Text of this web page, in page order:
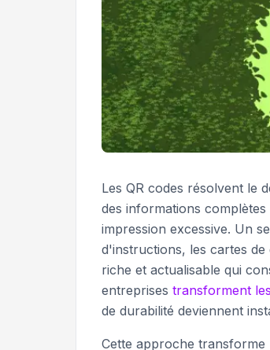
Les QR codes résolvent le
des informations
impression excessive. Un
d'instructions, les cartes
riche et actualisable qui
entreprises transforment
de durabilité deviennent
Cette approche